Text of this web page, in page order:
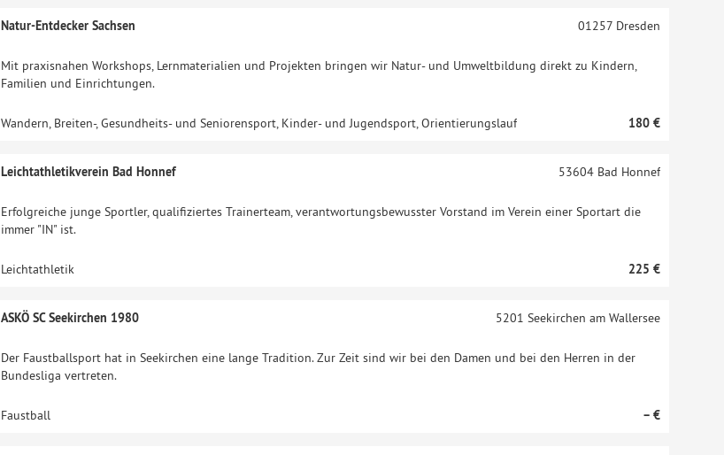
Natur-Entdecker Sachsen
Mit praxisnahen Workshops, Lernmaterialien und Projekten bringen wir Natur- und Umweltbildung direkt zu Kindern,
Familien und Einrichtungen.
01257Dresden
Wandern, Breiten-, Gesundheits- und Seniorensport, Kinder- und Jugendsport, Orientierungslauf 180 €
Leichtathletikverein Bad Honnef
Erfolgreiche junge Sportler, qualifiziertes Trainerteam, verantwortungsbewusster Vorstand im Verein einer Sportart die
immer "IN" ist.
53604Bad Honnef
Leichtathletik 225 €
ASKÖ SC Seekirchen 1980
Der Faustballsport hat in Seekirchen eine lange Tradition. Zur Zeit sind wir bei den Damen und bei den Herren in der
Bundesliga vertreten.
5201 Seekirchen am Wallersee
Faustball – €